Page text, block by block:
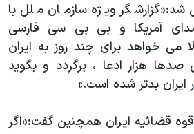
شد:«گزارشگر ویژه سازمان ملل با
آمریکا و بی بی سی فارسی
می خواهد برای چند روز به ایران
صدها هزار ادعا ، برگردد و بگوید
بدتر شده است.»
قضائیه ایران همچنین گفت:«اگر